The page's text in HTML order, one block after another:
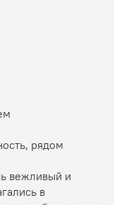
рядом
вежливый и
в